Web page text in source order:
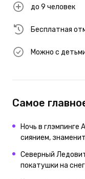
до 9 человек
Бесплатная
Можно с
Самое
Ночь в глэмпинге
сиянием,
Северный
покатушки на